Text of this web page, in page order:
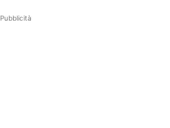
Pubblicità